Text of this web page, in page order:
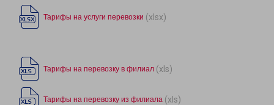
Тарифы на услуги перевозки (xlsx)
Тарифы на перевозку в филиал (xls)
Тарифы на перевозку из филиала (xls)